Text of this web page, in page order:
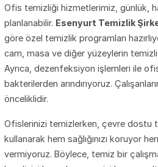
Ofis temizliği hizmetlerimiz, günlük,
planlanabilir. Esenyurt Temizlik
göre özel temizlik programları
cam, masa ve diğer yüzeylerin
Ayrıca, dezenfeksiyon işlemleri ile
bakterilerden arındırıyoruz.
önceliklidir.
Ofislerinizi temizlerken, çevre dostu
kullanarak hem sağlığınızı koruyor
vermiyoruz. Böylece, temiz bir